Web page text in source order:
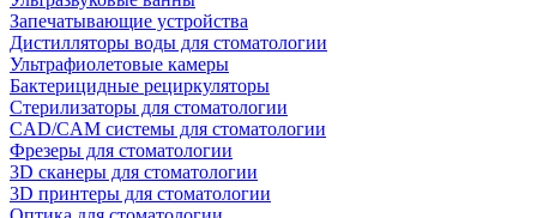
Запечатывающие устройства
Дистилляторы воды для стоматологии
Ультрафиолетовые камеры
Бактерицидные рециркуляторы
Стерилизаторы для стоматологии
CAD/CAM системы для стоматологии
Фрезеры для стоматологии
3D cканеры для стоматологии
3D принтеры для стоматологии